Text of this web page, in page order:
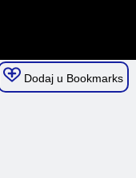
Dodaj u Bookmarks